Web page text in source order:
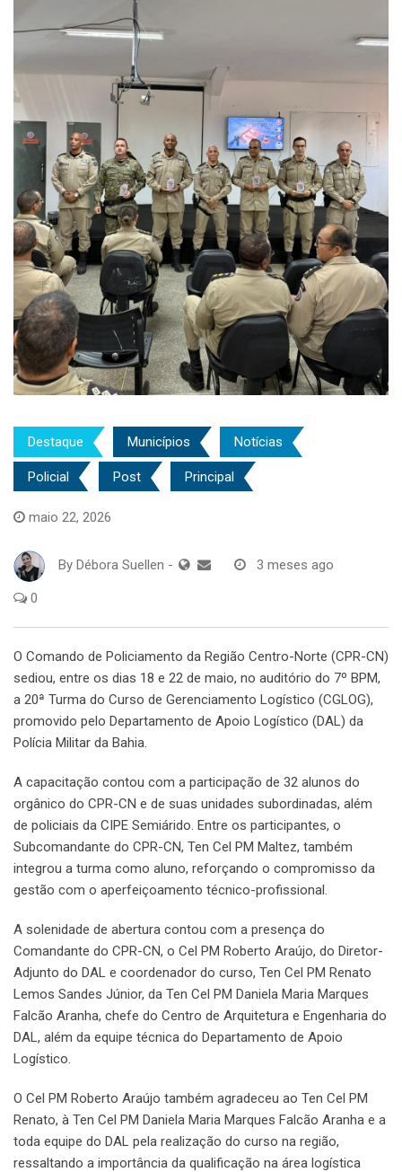
Destaque Municípios Notícias
Policial Post Principal
maio 22, 2026
By Débora Suellen - 3 meses ago
0
O Comando de Policiamento da Região Centro-Norte (CPR-CN)
sediou, entre os dias 18 e 22 de maio, no auditório do 7º BPM,
a 20ª Turma do Curso de Gerenciamento Logístico (CGLOG),
promovido pelo Departamento de Apoio Logístico (DAL) da
Polícia Militar da Bahia.
A capacitação contou com a participação de 32 alunos do
orgânico do CPR-CN e de suas unidades subordinadas, além
de policiais da CIPE Semiárido. Entre os participantes, o
Subcomandante do CPR-CN, Ten Cel PM Maltez, também
integrou a turma como aluno, reforçando o compromisso da
gestão com o aperfeiçoamento técnico-profissional.
A solenidade de abertura contou com a presença do
Comandante do CPR-CN, o Cel PM Roberto Araújo, do Diretor-
Adjunto do DAL e coordenador do curso, Ten Cel PM Renato
Lemos Sandes Júnior, da Ten Cel PM Daniela Maria Marques
Falcão Aranha, chefe do Centro de Arquitetura e Engenharia do
DAL, além da equipe técnica do Departamento de Apoio
Logístico.
O Cel PM Roberto Araújo também agradeceu ao Ten Cel PM
Renato, à Ten Cel PM Daniela Maria Marques Falcão Aranha e a
toda equipe do DAL pela realização do curso na região,
ressaltando a importância da qualificação na área logística